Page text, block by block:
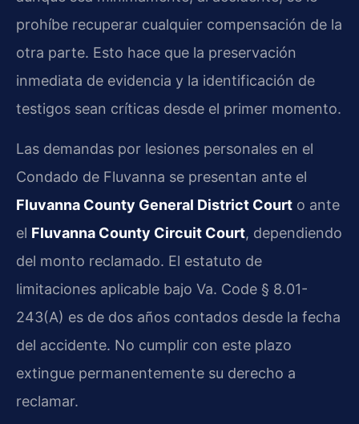
prohíbe recuperar cualquier compensación de la
otra parte. Esto hace que la preservación
inmediata de evidencia y la identificación de
testigos sean críticas desde el primer momento.
Las demandas por lesiones personales en el
Condado de Fluvanna se presentan ante el
Fluvanna County General District Court o ante
el Fluvanna County Circuit Court, dependiendo
del monto reclamado. El estatuto de
limitaciones aplicable bajo Va. Code § 8.01-
243(A) es de dos años contados desde la fecha
del accidente. No cumplir con este plazo
extingue permanentemente su derecho a
reclamar.